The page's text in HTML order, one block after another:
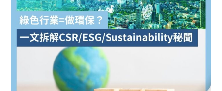
機
學生
生筍
工推
學生
福利